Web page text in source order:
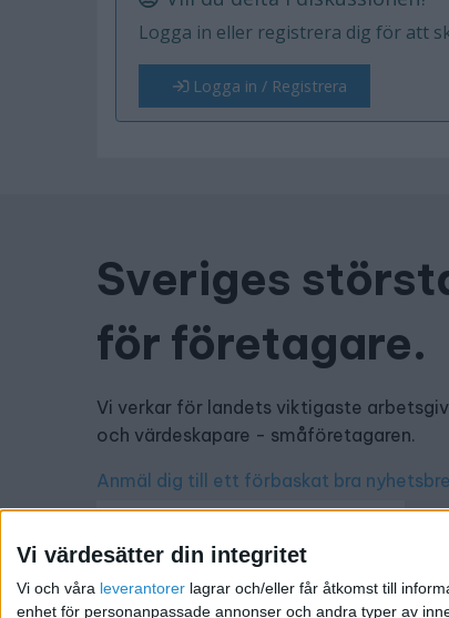
Vi värdesätter din integritet
Vi och våra leverantorer lagrar och/eller får åtkomst till
enhet för personanpassade annonser och andra typer av
Logga in eller registrera dig för att
Logga in / Registrera
Sveriges
för företagare.
Vi verkar för landets viktigaste
och värdeskapare - småföretagaren.
Anmäl dig till ett förbaskat bra